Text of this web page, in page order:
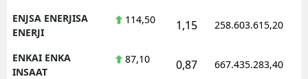
ENJSA ENERJISA
ENERJI
114,50 1,15 258.603.615,20
ENKAI ENKA
INSAAT
87,10 0,87 667.435.283,40